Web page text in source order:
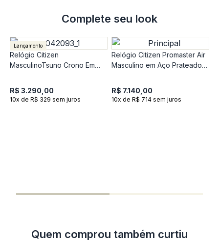
Complete seu look
Lançamento
Relógio Citizen
MasculinoTsuno Crono Em
R$ 3.290,00
10x de R$ 329 sem juros
Relógio Citizen Promaster Air
Masculino em Aço Prateado
R$ 7.140,00
10x de R$ 714 sem juros
Quem comprou também curtiu